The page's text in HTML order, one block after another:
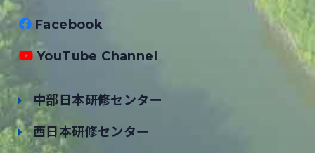
Facebook
YouTube Channel
中部日本研修センター
西日本研修センター